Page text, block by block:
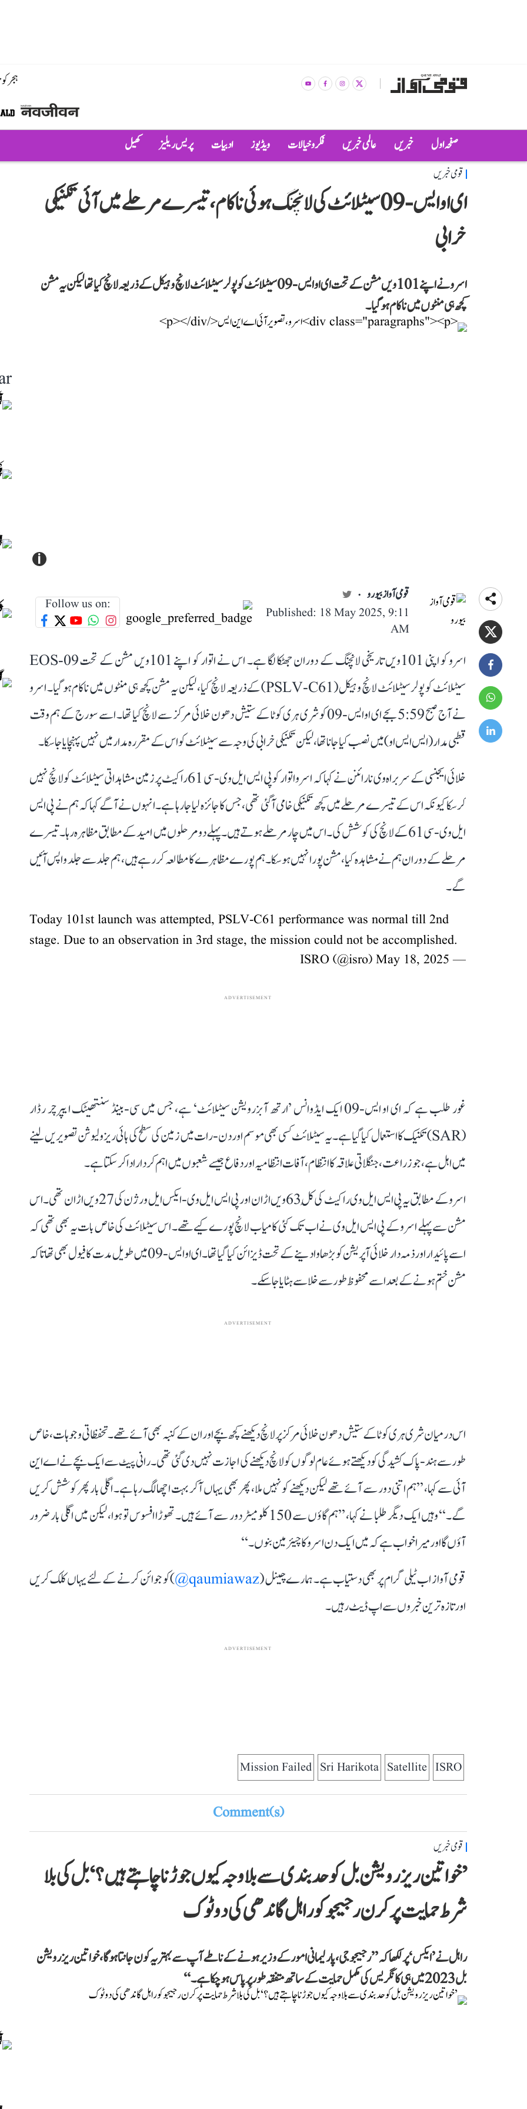
ہجر
صفحہ اول خبریں عالمی خبریں فکر و خیالات ویڈیوز ادبیات پریس ریلیز کھیل
قومی خبریں
ای او ایس-09 سیٹلائٹ کی لانچنگ ہوئی ناکام، تیسرے مرحلے میں آئی تکنیکی
خرابی
اسرو نے اپنے 101ویں مشن کے تحت ای او ایس-09 سیٹلائٹ کو پولر سیٹلائٹ لانچ وہیکل کے ذریعہ لانچ کیا تھا لیکن یہ مشن
کچھ ہی منٹوں میں ناکام ہو گیا۔
i
قومی آواز بیورو
Published: 18 May 2025, 9:11
AM
Follow us on:
اسرو کو اپنی 101ویں تاریخی لانچنگ کے دوران جھٹکا لگا ہے۔ اس نے اتوار کو اپنے 101ویں مشن کے تحت EOS-09
سیٹلائٹ کو پولر سیٹلائٹ لانچ وہیکل (PSLV-C61) کے ذریعہ لانچ کیا، لیکن یہ مشن کچھ ہی منٹوں میں ناکام ہو گیا۔ اسرو
نے آج صبح 5:59 بجے ای او ایس-09 کو شری ہری کوٹا کے ستیش دھون خلائی مرکز سے لانچ کیا تھا۔ اسے سورج کے ہم وقت
قطبی مدار (ایس ایس او) میں نصب کیا جانا تھا، لیکن تکنیکی خرابی کی وجہ سے سیٹلائٹ کو اس کے مقررہ مدار میں نہیں پہنچایا جا سکا۔
خلائی ایجنسی کے سربراہ وی نارائنن نے کہا کہ اسرو اتوار کو پی ایس ایل وی-سی 61 راکیٹ پر زمین مشاہداتی سیٹلائٹ کو لانچ نہیں
کر سکا کیونکہ اس کے تیسرے مرحلے میں کچھ تکنیکی خامی آ گئی تھی، جس کا جائزہ لیا جا رہا ہے۔ انہوں نے آگے کہا کہ ہم نے پی ایس
ایل وی-سی 61 کے لانچ کی کوشش کی۔ اس میں چار مرحلے ہوتے ہیں۔ پہلے دو مرحلوں میں امید کے مطابق مظاہرہ رہا۔ تیسرے
مرحلے کے دوران ہم نے مشاہدہ کیا، مشن پورا نہیں ہو سکا۔ ہم پورے مظاہرے کا مطالعہ کر رہے ہیں، ہم جلد سے جلد واپس آئیں
گے۔
Today 101st launch was attempted, PSLV-C61 performance was normal till 2nd
stage. Due to an observation in 3rd stage, the mission could not be accomplished.
— ISRO (@isro)
May 18, 2025
ADVERTISEMENT
غور طلب ہے کہ ای او ایس-09 ایک ایڈوانس ’ارتھ آبزرویشن سیٹلائٹ‘ ہے، جس میں سی-بینڈ سنتھیٹک ایپرچر رڈار
(SAR) تکنیک کا استعمال کیا گیا ہے۔ یہ سیٹلائٹ کسی بھی موسم اور دن-رات میں زمین کی سطح کی ہائی ریزولیوشن تصویریں لینے
میں اہل ہے، جو زراعت، جنگلاتی علاقہ کا انتظام، آفات انتظامیہ اور دفاع جیسے شعبوں میں اہم کردار ادا کر سکتا ہے۔
اسرو کے مطابق یہ پی ایس ایل وی راکیٹ کی کُل 63ویں اڑان اور پی ایس ایل وی-ایکس ایل ورژن کی 27ویں اڑان تھی۔ اس
مشن سے پہلے اسرو کے پی ایس ایل وی نے اب تک کئی کامیاب لانچ پورے کیے تھے۔ اس سیٹلائٹ کی خاص بات یہ بھی تھی کہ
اسے پائیدار اور ذمہ دار خلائی آپریشن کو بڑھاوا دینے کے تحت ڈیزائن کیا گیا تھا۔ ای او ایس-09 میں طویل مدت کا فیول بھی تھا تاکہ
مشن ختم ہونے کے بعد اسے محفوظ طور سے خلا سے ہٹایا جا سکے۔
ADVERTISEMENT
اس درمیان شری ہری کوٹا کے ستیش دھون خلائی مرکز پر لانچ دیکھنے کچھ بچے اور ان کے کنبہ بھی آئے تھے۔ تحفظاتی وجوہات ، خاص
طور سے ہند-پاک کشیدگی کو دیکھتے ہوئے عام لوگوں کو لانچ دیکھنے کی اجازت نہیں دی گئی تھی۔ رانی پیٹ سے ایک بچے نے اے این
آئی سے کہا، ’’ہم اتنی دور سے آئے تھے لیکن دیکھنے کو نہیں ملا، پھر بھی یہاں آکر بہت اچھا لگ رہا ہے۔ اگلی بار پھر کوشش کریں
گے۔‘‘ وہیں ایک دیگر طلبا نے کہا، ’’ہم گاؤں سے 150 کلومیٹر دور سے آئے ہیں۔ تھوڑا افسوس تو ہوا، لیکن میں اگلی بار ضرور
آؤں گا اور میرا خواب ہے کہ میں ایک دن اسرو کا چیئرمین بنوں۔‘‘
قومی آواز اب ٹیلی گرام پر بھی دستیاب ہے۔ ہمارے چینل (qaumiawaz@
) کو جوائن کرنے کے لئے یہاں کلک کریں
اور تازہ ترین خبروں سے اپ ڈیٹ رہیں۔
ADVERTISEMENT
ISRO
Satellite
Sri Harikota
Mission Failed
Comment(s)
قومی خبریں
’خواتین ریزرویشن بل کو حدبندی سے بلا وجہ کیوں جوڑنا چاہتے ہیں؟‘ بل کی بلا
شرط حمایت پر کرن رجیجو کو راہل گاندھی کی دوٹوک
راہل نے ’ایکس‘ پر لکھا کہ ’’رجیجو جی، پارلیمانی امور کے وزیر ہونے کے ناطے آپ سے بہتر یہ کون جانتا ہوگا، خواتین ریزرویشن
بل 2023 میں ہی کانگریس کی مکمل حمایت کے ساتھ متفقہ طور پر پاس ہو چکا ہے۔‘‘